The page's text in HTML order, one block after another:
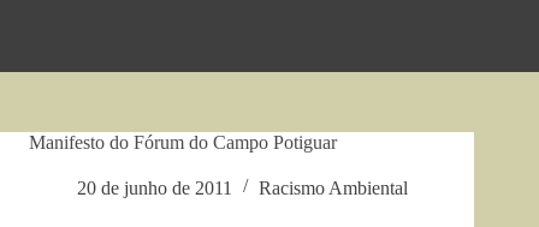
Manifesto do Fórum do Campo Potiguar
20 de junho de 2011 Racismo Ambiental